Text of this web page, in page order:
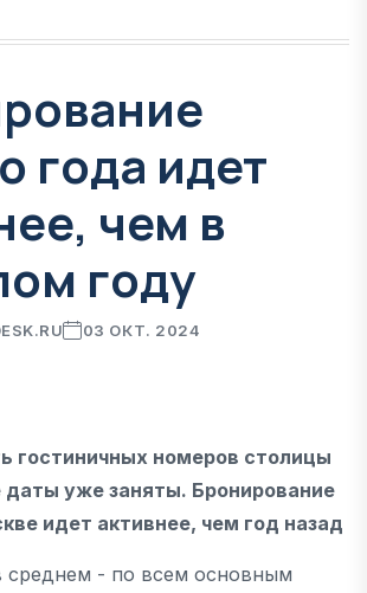
года идет
чем в
году
03 ОКТ. 2024
гостиничных номеров столицы
даты уже заняты. Бронирование
идет активнее, чем год назад
среднем - по всем основным